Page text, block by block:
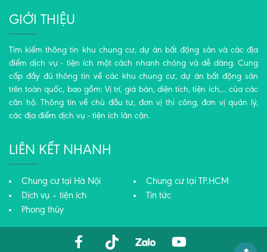
GIỚI THIỆU
Tìm kiếm thông tin khu chung cư, dự án bất động sản và các địa
điểm dịch vụ - tiện ích một cách nhanh chóng và dễ dàng. Cung
cấp đầy đủ thông tin về các khu chung cư, dự án bất động sản
trên toàn quốc, bao gồm: Vị trí, giá bán, diện tích, tiện ích,... của các
căn hộ. Thông tin về chủ đầu tư, đơn vị thi công, đơn vị quản lý,
các địa điểm dịch vụ - tiện ích lân cận.
LIÊN KẾT NHANH
Chung cư tại Hà Nội
Chung cư tại TP.HCM
Dịch vụ – tiện ích
Tin tức
Phong thủy